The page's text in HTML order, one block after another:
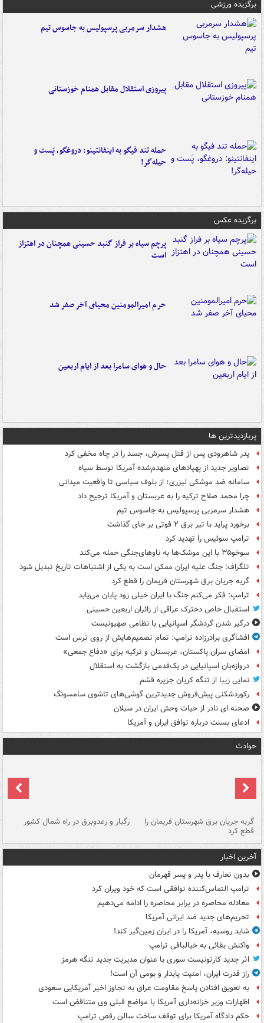
برگزیده ورزشی
هشدار سرمربی پرسپولیس به جاسوس تیم
پیروزی استقلال مقابل همنام خوزستانی
حمله تند فیگو به اینفانتینو: دروغگو، پَست‌ و
حیله‌گر!
برگزیده عکس
پرچم سیاه بر فراز گنبد حسینی همچنان در اهتزاز
است
حرم امیرالمومنین محیای آخر صفر شد
حال و هوای سامرا بعد از ایام اربعین
پربازدیدترین ها
پدر شاهرودی پس از قتل پسرش، جسد را در چاه مخفی کرد
تصاویر جدید از پهپادهای منهدم‌شده آمریکا توسط سپاه
سامانه ضد موشکی لیزری؛ از بلوف سیاسی تا واقعیت میدانی
چرا محمد صلاح ترکیه را به عربستان و آمریکا ترجیح داد
هشدار سرمربی پرسپولیس به جاسوس تیم
برخورد پراید با تیر برق ۲ فوتی بر جای گذاشت
ترامپ سوئیس را تهدید کرد
سوخو۳۵ با این موشک‌ها به ناوهای‌جنگی حمله می‌کند
تلگراف: جنگ علیه ایران ممکن است به یکی از اشتباهات تاریخ تبدیل شود
گربه جریان برق شهرستان فریمان را قطع کرد
ترامپ: فکر می‌کنم جنگ با ایران خیلی زود پایان می‌یابد
استقبال خاص دخترک عراقی از زائران اربعین حسینی
درگیر شدن گردشگر اسپانیایی با نظامی صهیونیست
افشاگری برادرزاده ترامپ: تمام تصمیم‌هایش از روی ترس است
امضای سران پاکستان، عربستان و ترکیه برای «دفاع جمعی»
دروازه‌بان اسپانیایی در یک‌قدمی بازگشت به استقلال
نمایی زیبا از تنگه کریان جزیره قشم
رکوردشکنی پیش‌فروش جدیدترین گوشی‌های تاشوی سامسونگ
صحنه ای نادر از حیات وحش ایران در سبلان
ادعای بسنت درباره توافق ایران و آمریکا
حوادث
گربه جریان برق شهرستان فریمان را
قطع کرد
رگبار و رعدوبرق در راه شمال کشور
آخرین اخبار
بدون تعارف با پدر و پسر قهرمان
ترامپ التماس‌کننده توافقی است که خود ویران کرد
معادله محاصره در برابر محاصره را ادامه می‌دهیم
تحریم‌های جدید ضد ایرانی آمریکا
شاید روسیه، آمریکا را در ایران زمین‌گیر کند!
واکنش بقائی به خیالبافی ترامپ
اثر جدید کارتونیست سوری با عنوان مدیریت جدید تنگه هرمز
راز قدرت ایران، امنیت پایدار و بومی آن است!
به تعویق افتادن پاسخ مقاومت عراق به تجاوز اخیر آمریکایی سعودی
اظهارات وزیر خزانه‌داری آمریکا با مواضع قبلی وی متناقض است
حکم دادگاه آمریکا برای توقف ساخت سالن رقص ترامپ